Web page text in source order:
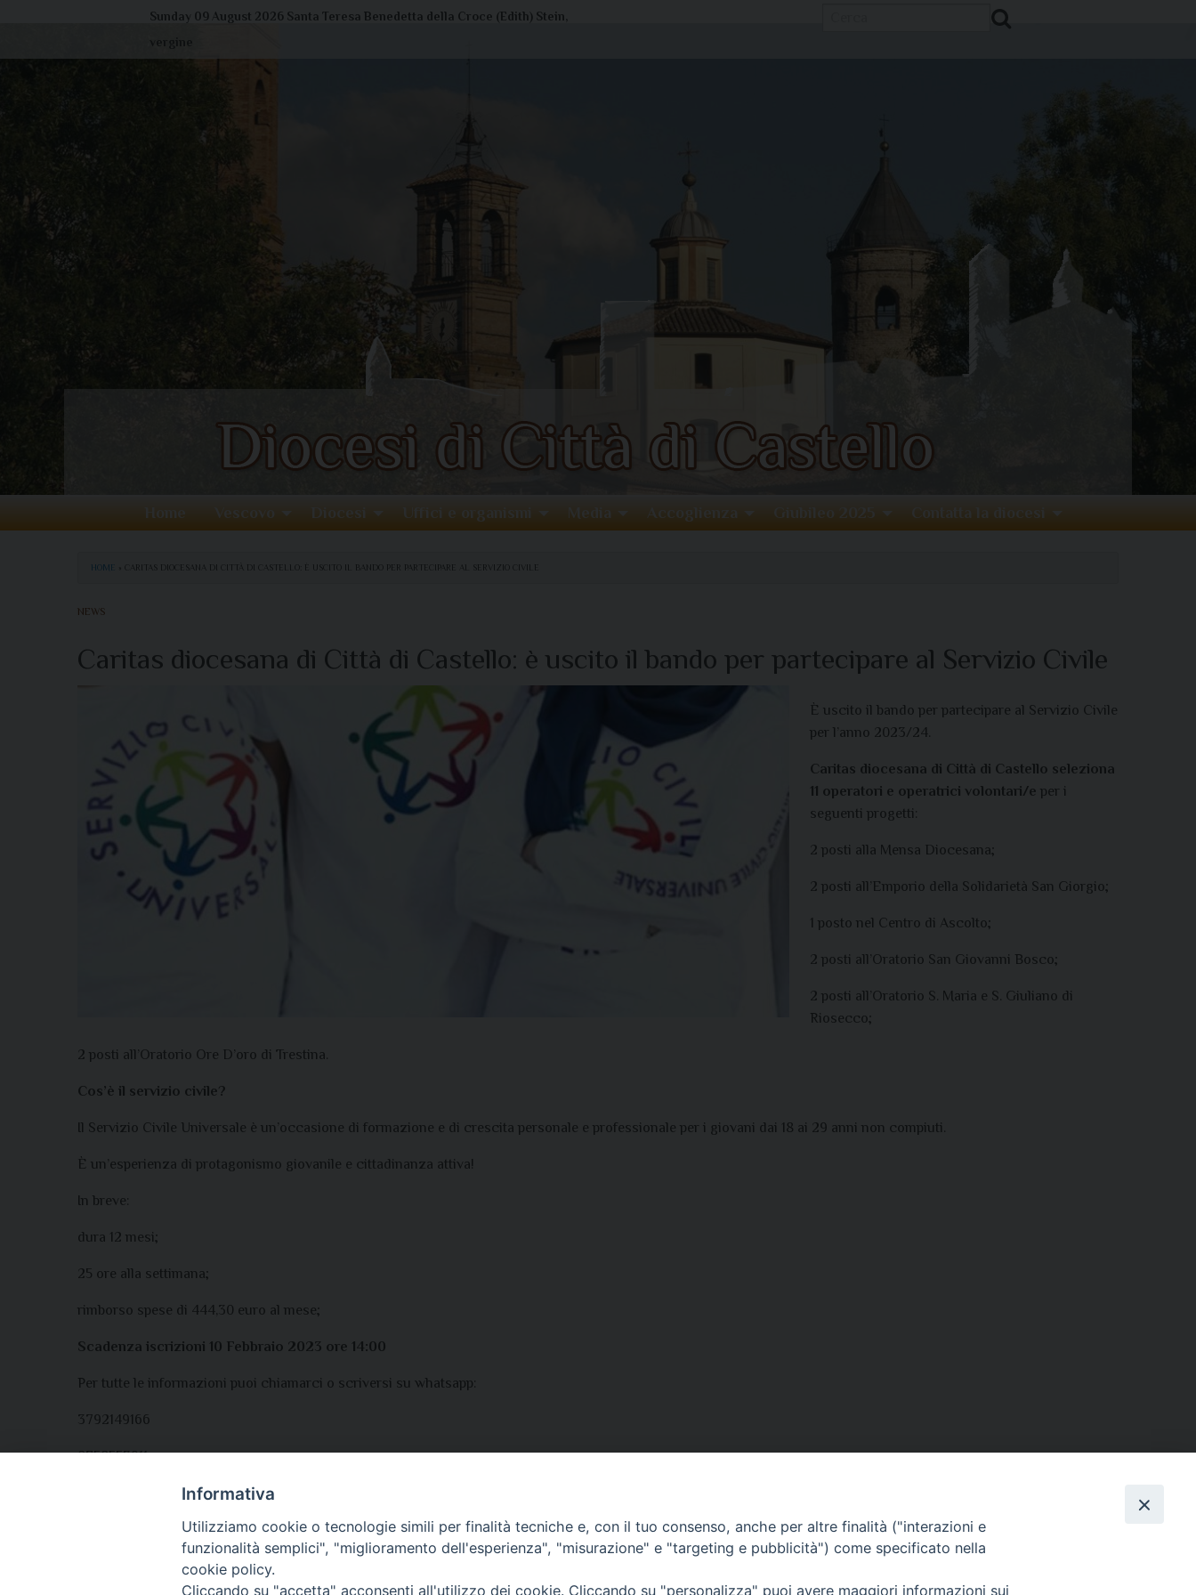
Sunday 09 August 2026 Santa Teresa Benedetta della Croce (Edith) Stein,
Home Vescovo Diocesi Uffici e organismi Media Accoglienza Giubileo 2025 Contatta la diocesi
HOME CARITAS DIOCESANA DI CITTÀ DI CASTELLO: È USCITO IL BANDO PER PARTECIPARE AL SERVIZIO CIVILE
NEWS
Caritas diocesana di Città di Castello: è uscito il bando per partecipare al Servizio Civile
È uscito il bando per partecipare al Servizio Civile
per l’anno 2023/24.
Caritas diocesana di Città di Castello seleziona
11 operatori e operatrici volontari/e per i
seguenti progetti:
2 posti alla Mensa Diocesana;
2 posti all’Emporio della Solidarietà San Giorgio;
1 posto nel Centro di Ascolto;
2 posti all’Oratorio San Giovanni Bosco;
2 posti all’Oratorio S. Maria e S. Giuliano di
Riosecco;
2 posti all’Oratorio Ore D’oro di Trestina.
Cos’è il servizio civile?
Il Servizio Civile Universale è un’occasione di formazione e di crescita personale e professionale per i giovani dai 18 ai 29 anni non compiuti.
È un’esperienza di protagonismo giovanile e cittadinanza attiva!
In breve:
dura 12 mesi;
25 ore alla settimana;
rimborso spese di 444,30 euro al mese;
Scadenza iscrizioni 10 Febbraio 2023 ore 14:00
Per tutte le informazioni puoi chiamarci o scriversi su whatsapp:
3792149166
0758553911
La domanda deve essere presentata solo online tramite SPID
Informativa
Utilizziamo cookie o tecnologie simili per finalità tecniche e, con il tuo consenso, anche per altre finalità ("interazioni e
funzionalità semplici", "miglioramento dell'esperienza", "misurazione" e "targeting e pubblicità") come specificato nella
cookie policy.
Cliccando su "accetta" acconsenti all'utilizzo dei cookie. Cliccando su "personalizza" puoi avere maggiori informazioni sui